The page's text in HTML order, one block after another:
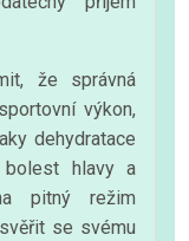
že správná
výkon,
dehydratace
bolest hlavy a
pitný režim
se svému